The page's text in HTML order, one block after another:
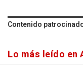
Contenido
Lo más leído en